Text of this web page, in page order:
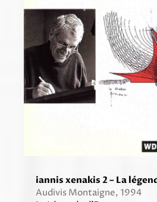
iannis xenakis 2 – La
Audivis Montaigne, 1994